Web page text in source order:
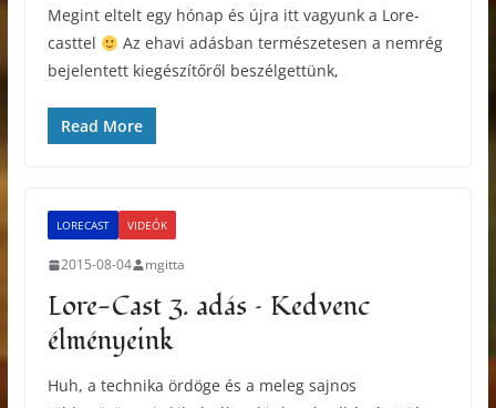
Megint eltelt egy hónap és újra itt vagyunk a Lore-
casttel
Az ehavi adásban természetesen a nemrég
bejelentett kiegészítőről beszélgettünk,
Read More
LORECAST VIDEÓK
2015-08-04 mgitta
Lore-Cast 3. adás – Kedvenc
élményeink
Huh, a technika ördöge és a meleg sajnos